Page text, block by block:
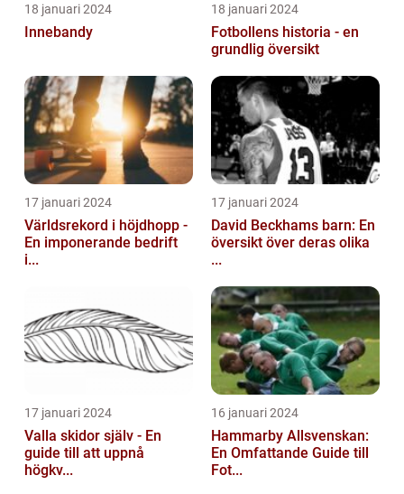
18 januari 2024
Innebandy
18 januari 2024
Fotbollens historia - en
grundlig översikt
17 januari 2024
Världsrekord i höjdhopp -
En imponerande bedrift
i...
17 januari 2024
David Beckhams barn: En
översikt över deras olika
...
17 januari 2024
Valla skidor själv - En
guide till att uppnå
högkv...
16 januari 2024
Hammarby Allsvenskan:
En Omfattande Guide till
Fot...